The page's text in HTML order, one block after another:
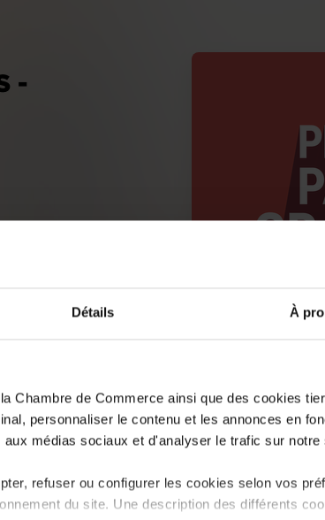
Détails À
Chambre de Commerce ainsi que des cookies
personnaliser le contenu et les annonces en
médias sociaux et d'analyser le trafic sur notre
refuser ou configurer les cookies selon vos
du site. Une description des différents
-